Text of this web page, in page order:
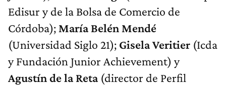
Edisur y de la Bolsa de Comercio de
Córdoba);María Belén Mendé
(Universidad Siglo 21); Gisela Veritier (Icda
y Fundación Junior Achievement) y
Agustín de la Reta(director de Perfil